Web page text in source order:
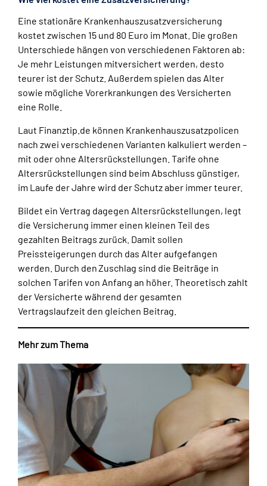
Eine stationäre Krankenhauszusatzversicherung
kostet zwischen 15 und 80 Euro im Monat. Die großen
Unterschiede hängen von verschiedenen Faktoren ab:
Je mehr Leistungen mitversichert werden, desto
teurer ist der Schutz. Außerdem spielen das Alter
sowie mögliche Vorerkrankungen des Versicherten
eine Rolle.
Laut Finanztip.de können Krankenhauszusatzpolicen
nach zwei verschiedenen Varianten kalkuliert werden –
mit oder ohne Altersrückstellungen. Tarife ohne
Altersrückstellungen sind beim Abschluss günstiger,
im Laufe der Jahre wird der Schutz aber immer teurer.
Bildet ein Vertrag dagegen Altersrückstellungen, legt
die Versicherung immer einen kleinen Teil des
gezahlten Beitrags zurück. Damit sollen
Preissteigerungen durch das Alter aufgefangen
werden. Durch den Zuschlag sind die Beiträge in
solchen Tarifen von Anfang an höher. Theoretisch zahlt
der Versicherte während der gesamten
Vertragslaufzeit den gleichen Beitrag.
Mehr zum Thema